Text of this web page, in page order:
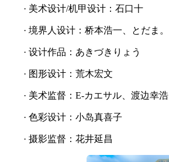
· 美术设计/机甲设计：石口十
· 境界人设计：桥本浩一、とだま。
· 设计作品：あきづきりょう
· 图形设计：荒木宏文
· 美术监督：E-カエサル、渡边幸浩
· 色彩设计：小岛真喜子
· 摄影监督：花井延昌